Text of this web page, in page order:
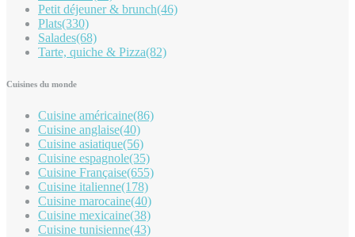
Petit déjeuner & brunch(46)
Plats(330)
Salades(68)
Tarte, quiche & Pizza(82)
Cuisines du monde
Cuisine américaine(86)
Cuisine anglaise(40)
Cuisine asiatique(56)
Cuisine espagnole(35)
Cuisine Française(655)
Cuisine italienne(178)
Cuisine marocaine(40)
Cuisine mexicaine(38)
Cuisine tunisienne(43)